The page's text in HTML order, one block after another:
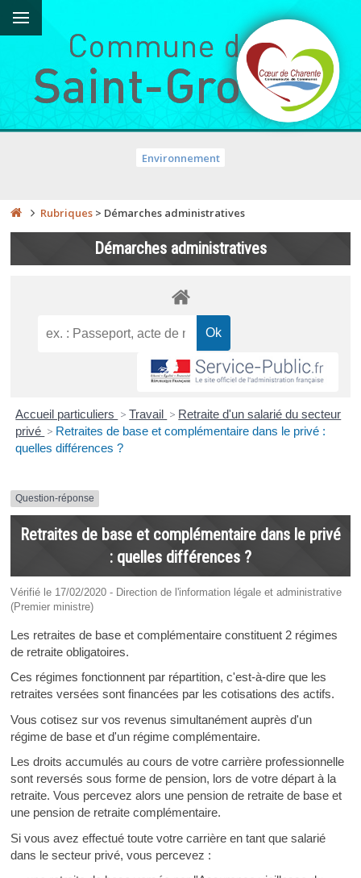
Environnement
Rubriques > Démarches administratives
Démarches administratives
Accueil particuliers > Travail > Retraite d'un salarié du secteur
privé > Retraites de base et complémentaire dans le privé :
quelles différences ?
Question-réponse
Retraites de base et complémentaire dans le privé
: quelles différences ?
Vérifié le 17/02/2020 - Direction de l'information légale et administrative
(Premier ministre)
Les retraites de base et complémentaire constituent 2 régimes
de retraite obligatoires.
Ces régimes fonctionnent par répartition, c'est-à-dire que les
retraites versées sont financées par les cotisations des actifs.
Vous cotisez sur vos revenus simultanément auprès d'un
régime de base et d'un régime complémentaire.
Les droits accumulés au cours de votre carrière professionnelle
sont reversés sous forme de pension, lors de votre départ à la
retraite. Vous percevez alors une pension de retraite de base et
une pension de retraite complémentaire.
Si vous avez effectué toute votre carrière en tant que salarié
dans le secteur privé, vous percevez :